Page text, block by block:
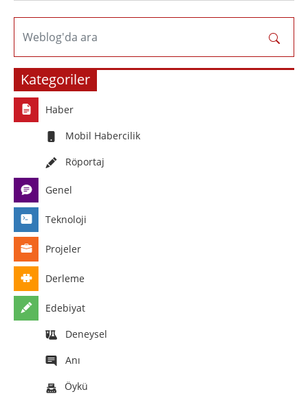
Weblog'da ara
Kategoriler
Haber
Mobil Habercilik
Röportaj
Genel
Teknoloji
Projeler
Derleme
Edebiyat
Deneysel
Anı
Öykü